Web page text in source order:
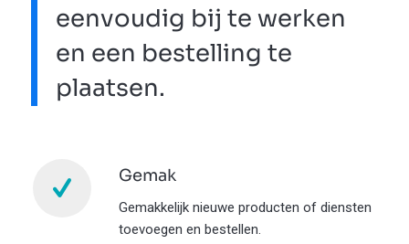
eenvoudig bij te werken
en een bestelling te
plaatsen.
Gemak
Gemakkelijk nieuwe producten of diensten
toevoegen en bestellen.